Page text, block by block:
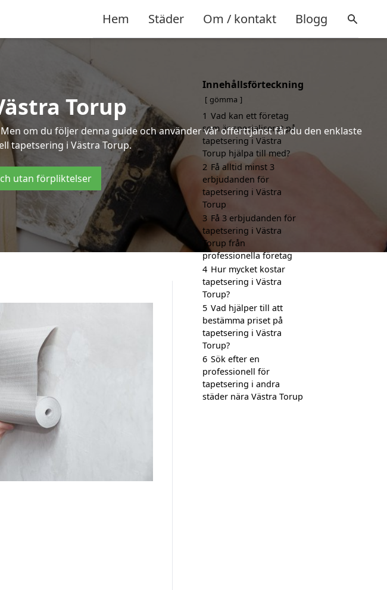
Hem Städer Om / kontakt Blogg
Torup
om du följer denna guide och använder vår offerttjänst får du den enklaste
tapetsering i Västra Torup.
utan förpliktelser
Innehållsförteckning
gömma
1 Vad kan ett företag
som är specialiserat på
tapetsering i Västra
Torup hjälpa till med?
2 Få alltid minst 3
erbjudanden för
tapetsering i Västra
Torup
3 Få 3 erbjudanden för
tapetsering i Västra
Torup från
professionella företag
4 Hur mycket kostar
tapetsering i Västra
Torup?
5 Vad hjälper till att
bestämma priset på
tapetsering i Västra
Torup?
6 Sök efter en
professionell för
tapetsering i andra
städer nära Västra Torup